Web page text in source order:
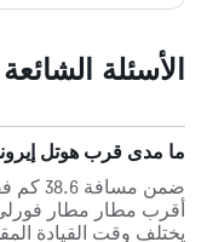
الأسئلة
ما مدى قرب هوتل
ضمن
يختلف وقت القيادة